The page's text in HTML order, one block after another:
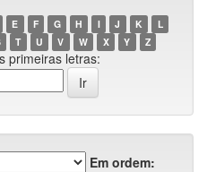
E F G H I J K
L
T U V W X Y Z
primeiras letras:
Em ordem: